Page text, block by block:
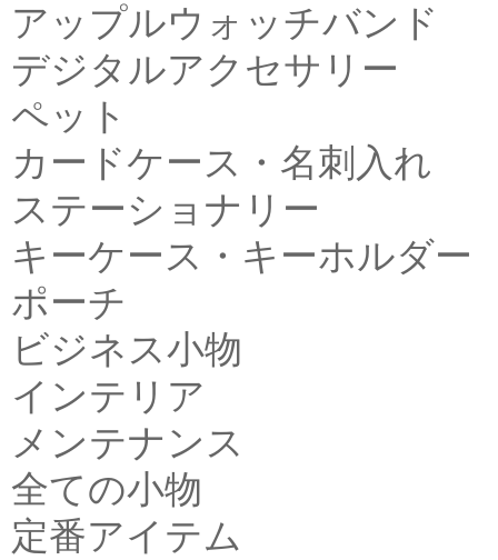
アップルウォッチバンド
デジタルアクセサリー
ペット
カードケース・名刺入れ
ステーショナリー
キーケース・キーホルダー
ポーチ
ビジネス小物
インテリア
メンテナンス
全ての小物
定番アイテム